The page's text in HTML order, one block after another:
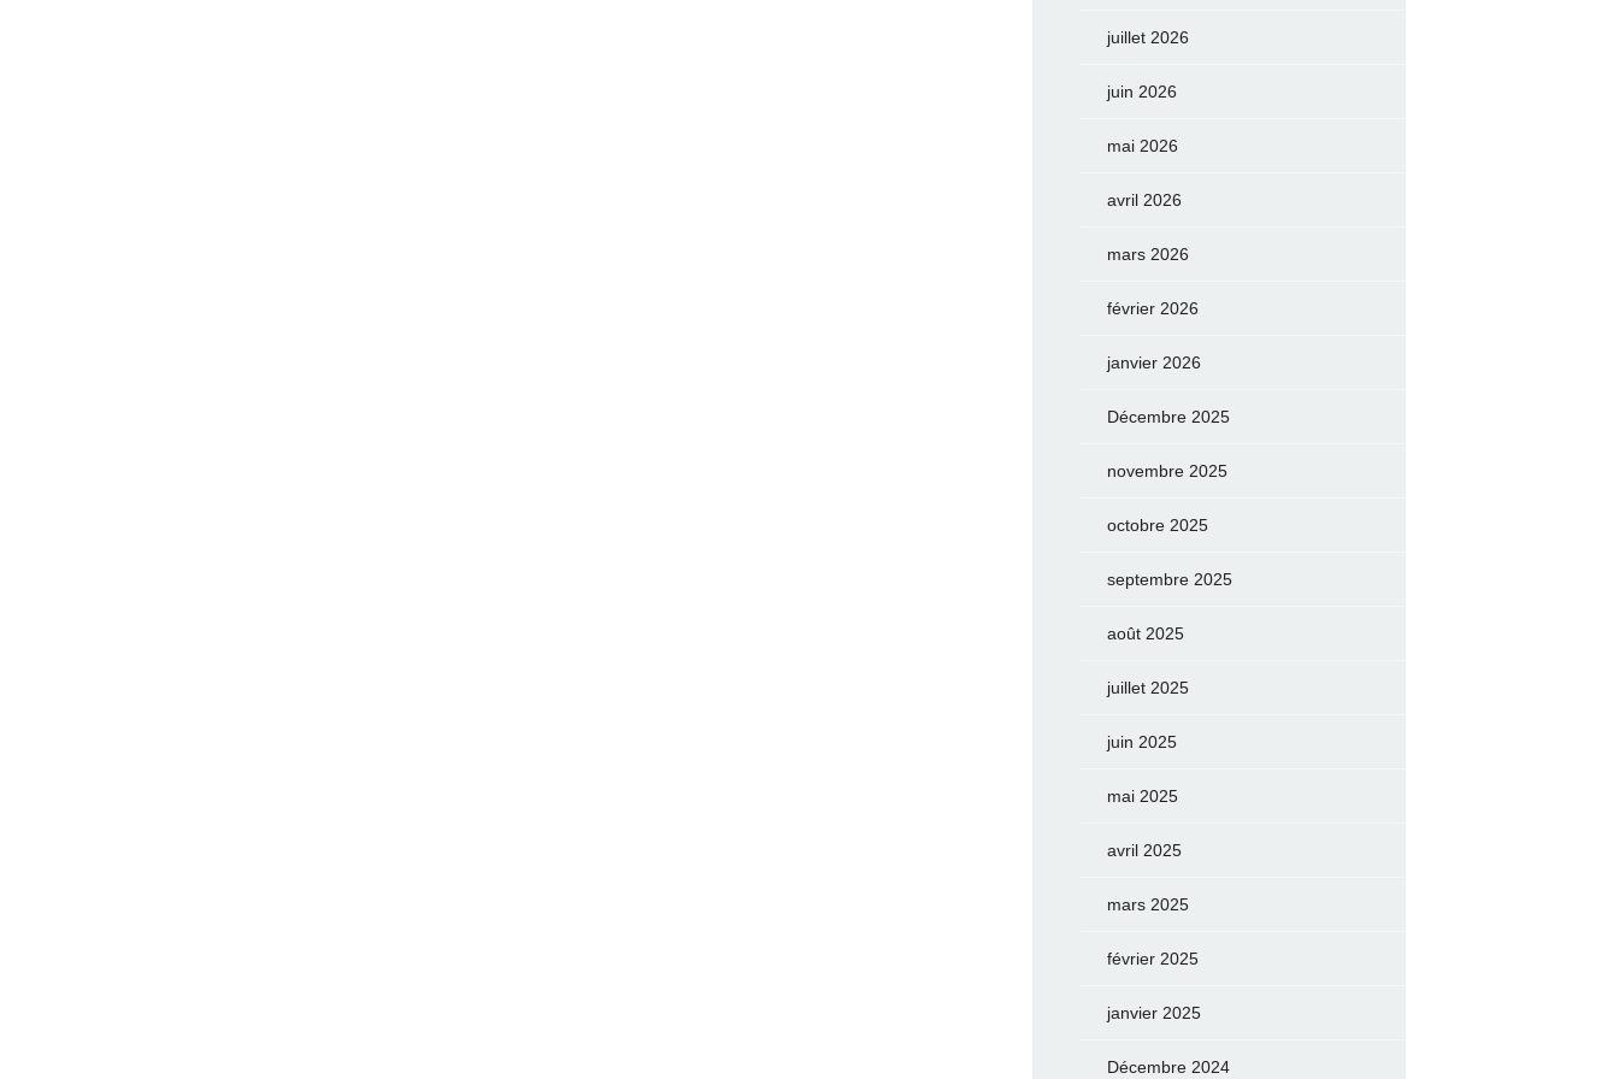
juillet 2026
juin 2026
mai 2026
avril 2026
mars 2026
février 2026
janvier 2026
Décembre 2025
novembre 2025
octobre 2025
septembre 2025
août 2025
juillet 2025
juin 2025
mai 2025
avril 2025
mars 2025
février 2025
janvier 2025
Décembre 2024